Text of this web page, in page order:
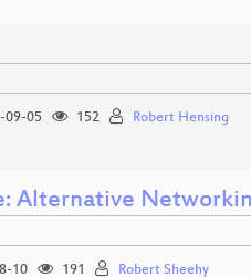
09-05 152 Robert Hensing
Alternative
10 191 Robert Sheehy